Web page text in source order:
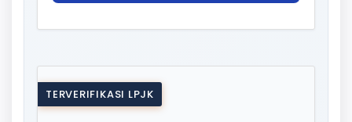
TERVERIFIKASI LPJK